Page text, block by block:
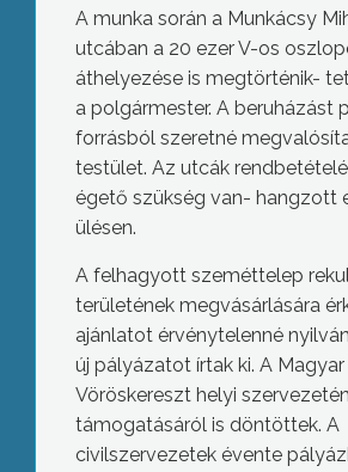
A munka során a Munkácsy
utcában a 20 ezer V-os
áthelyezése is megtörténik-
a polgármester. A beruházást
forrásból szeretné
testület. Az utcák
égető szükség van- hangzott
ülésen.
A felhagyott szeméttelep
területének megvásárlására
ajánlatot érvénytelenné
új pályázatot írtak ki. A Magyar
Vöröskereszt helyi
támogatásáról is döntöttek. A
civilszervezetek évente